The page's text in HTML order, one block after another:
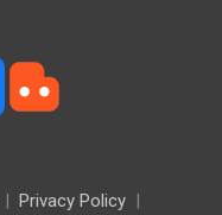
Privacy Policy